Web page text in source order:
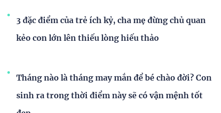
3 đặc điểm của trẻ ích kỷ, cha mẹ đừng chủ quan
kẻo con lớn lên thiếu lòng hiếu thảo
Tháng nào là tháng may mắn để bé chào đời? Con
sinh ra trong thời điểm này sẽ có vận mệnh tốt